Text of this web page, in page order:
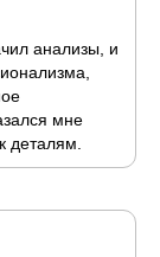
анализы, и
мне
деталям.